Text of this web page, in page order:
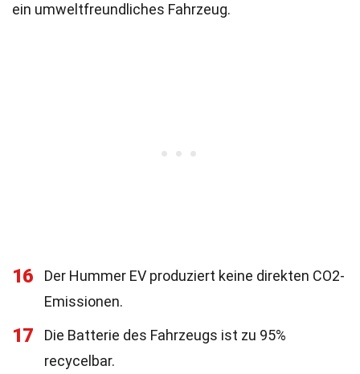
ein umweltfreundliches Fahrzeug.
16
Der Hummer EV produziert keine direkten CO2-
Emissionen.
17
Die Batterie des Fahrzeugs ist zu 95%
recycelbar.